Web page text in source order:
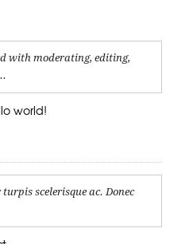
with moderating, editing,
world!
scelerisque ac. Donec